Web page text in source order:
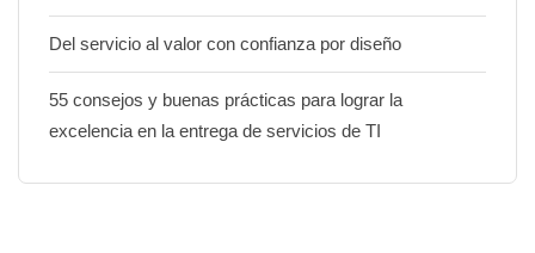
Del servicio al valor con confianza por diseño
55 consejos y buenas prácticas para lograr la
excelencia en la entrega de servicios de TI